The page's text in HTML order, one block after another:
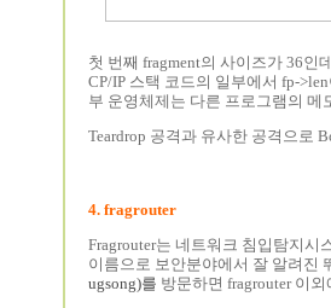
첫 번째 fragment의 사이즈가 36인
CP/IP 스택 코드의 일부에서 fp-
부 운영체제는 다른 프로그램의
Teardrop 공격과 유사한 공격으로
4. fragrouter
Fragrouter는 네트워크 침입탐지
이름으로 보안분야에서 잘 알려진
ugsong)를 방문하면 fragrouter 이